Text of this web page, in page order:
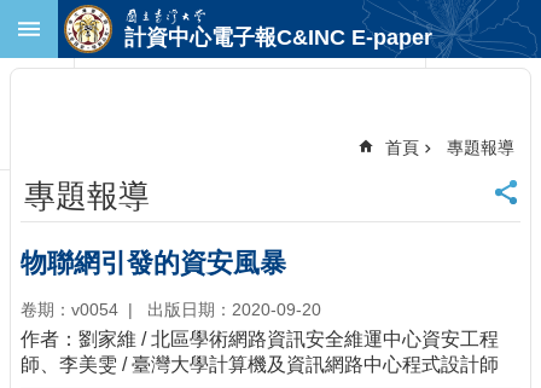
跳到主要內容區塊
首
頁
臺
大
首
頁
計資中心電子報C&INC E-paper
首頁 專題報導
專題報導
物聯網引發的資安風暴
卷期：v0054 出版日期：2020-09-20
作者：劉家維 /北區學術網路資訊安全維運中心資安工程
師、李美雯 /臺灣大學計算機及資訊網路中心程式設計師